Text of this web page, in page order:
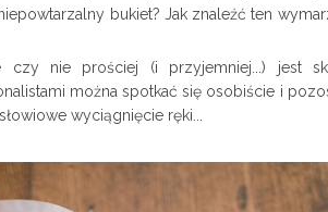
bukiet? Jak znaleźć ten
czy nie prościej (i przyjemniej...) jest
można spotkać się osobiście i
wyciągnięcie ręki...